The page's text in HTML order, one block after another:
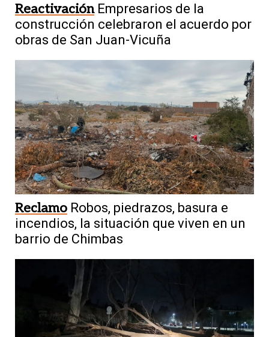
Reactivación Empresarios de la
construcción celebraron el acuerdo por
obras de San Juan-Vicuña
Reclamo Robos, piedrazos, basura e
incendios, la situación que viven en un
barrio de Chimbas